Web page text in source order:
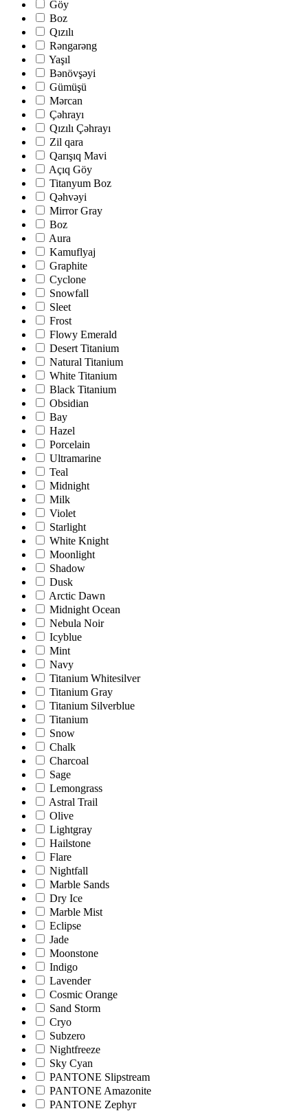
Göy
Boz
Qızılı
Rəngarəng
Yaşıl
Bənövşəyi
Gümüşü
Mərcan
Çəhrayı
Qızılı Çəhrayı
Zil qara
Qarışıq Mavi
Açıq Göy
Titanyum Boz
Qəhvəyi
Mirror Gray
Boz
Aura
Kamuflyaj
Graphite
Cyclone
Snowfall
Sleet
Frost
Flowy Emerald
Desert Titanium
Natural Titanium
White Titanium
Black Titanium
Obsidian
Bay
Hazel
Porcelain
Ultramarine
Teal
Midnight
Milk
Violet
Starlight
White Knight
Moonlight
Shadow
Dusk
Arctic Dawn
Midnight Ocean
Nebula Noir
Icyblue
Mint
Navy
Titanium Whitesilver
Titanium Gray
Titanium Silverblue
Titanium
Snow
Chalk
Charcoal
Sage
Lemongrass
Astral Trail
Olive
Lightgray
Hailstone
Flare
Nightfall
Marble Sands
Dry Ice
Marble Mist
Eclipse
Jade
Moonstone
Indigo
Lavender
Cosmic Orange
Sand Storm
Cryo
Subzero
Nightfreeze
Sky Cyan
PANTONE Slipstream
PANTONE Amazonite
PANTONE Zephyr